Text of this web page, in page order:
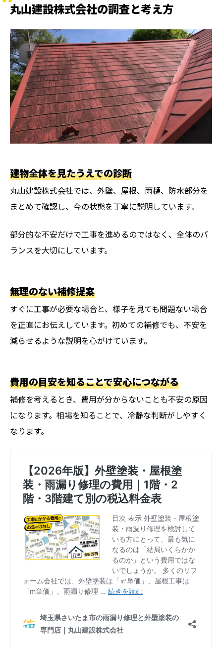
丸山建設株式会社の調査と考え方
建物全体を見たうえでの診断
丸山建設株式会社では、外壁、屋根、雨樋、防水部分を
まとめて確認し、今の状態を丁寧に説明しています。
部分的な不安だけで工事を進めるのではなく、全体のバ
ランスを大切にしています。
無理のない補修提案
すぐに工事が必要な場合と、様子を見ても問題ない場合
を正直にお伝えしています。初めての補修でも、不安を
減らせるような説明を心がけています。
費用の目安を知ることで安心につながる
補修を考えるとき、費用が分からないことも不安の原因
になります。相場を知ることで、冷静な判断がしやすく
なります。